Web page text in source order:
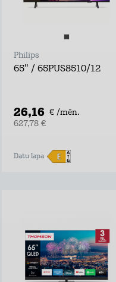
Philips
65" / 65PUS8510/12
26,16 € /mēn.
627,78 €
Datu lapa